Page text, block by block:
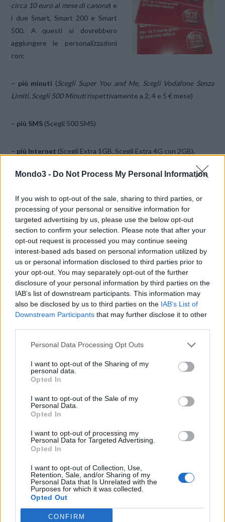
Mondo3 - Do Not Process My Personal Information
If you wish to opt-out of the sale, sharing to third parties, or
processing of your personal or sensitive information for
targeted advertising by us, please use the below opt-out
section to confirm your selection. Please note that after your
opt-out request is processed you may continue seeing
interest-based ads based on personal information utilized by
us or personal information disclosed to third parties prior to
your opt-out. You may separately opt-out of the further
disclosure of your personal information by third parties on the
IAB’s list of downstream participants. This information may
also be disclosed by us to third parties on the IAB’s List of
Downstream Participants that may further disclose it to other
Personal Data Processing Opt Outs
I want to opt-out of the Sharing of my
personal data.
Opted In
I want to opt-out of the Sale of my
Personal Data.
Opted In
I want to opt-out of processing my
Personal Data for Targeted Advertising.
Opted In
I want to opt-out of Collection, Use,
Retention, Sale, and/or Sharing of my
Personal Data that Is Unrelated with the
Purposes for which it was collected.
Opted Out
CONFIRM
circa 10 euro al mese di canone) e
i due Smart, Smart 200 e Smart
500. A questi si dovrebbero
aggiungere le personalizzazioni
con:
– più minuti (Scegli Super You and Me, Scegli Vodafone Senza
Limiti, Scegli 500 Minutirispettivamente a 2, 4 e 5 € mese)
– più SMS (Scegli 500 SMS)
– più Internet (Scegli Extra 1GB, Scegli Extra 4G con 2GB).
Una quarta opzione dovrebbe inoltre legare la tariffa alla
Ricordiamo che senza ufficializzazioni da parte di Vodafone
Italia sono da ritenersi indiscrezioni senza alcun valore
informativo e commerciale.
CONDIVIDI QUESTO ARTICOLO:
E-mail LinkedIn Facebook
X Mastodon Telegram
WhatsApp Stampa Altro
LE MIGLIORI OFFERTE AMAZON